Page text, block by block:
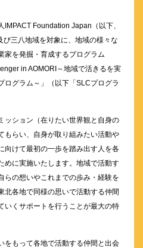
Foundation Japan（以下、
び三八地域を対象に、地域の様々な
家を発掘・育成するプログラム
in AOMORI～地域で活きるを実
ログラム～」（以下「SLCプログラ
ッション（在りたい世界観と自身の
もらい、自身が取り組みたい活動や
向けて最初の一歩を踏み出す人を各
めに実施いたします。地域で活動す
らの想いやこれまでの歩み・経験を
北各地で同様の思いで活動する仲間
いくサポートを行うことが最大の特
をもって各地で活動する仲間と出会